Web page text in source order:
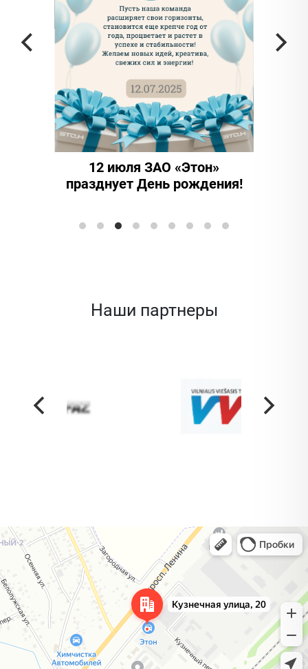
12 июля ЗАО «Этон»
празднует День рождения!
Наши партнеры
Жодино
Кузнечная улица, 20 — Яндекс Карты